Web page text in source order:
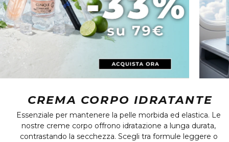
CREMA CORPO IDRATANTE
Essenziale per mantenere la pelle morbida ed elastica. Le
nostre creme corpo offrono idratazione a lunga durata,
contrastando la secchezza. Scegli tra formule leggere o